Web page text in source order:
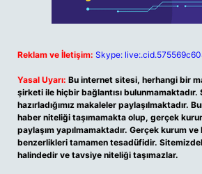
Reklam ve İletişim: Skype:
Yasal Uyarı: Bu internet sitesi, herhangi bir
şirketi ile hiçbir bağlantısı bulunmamaktadır.
hazırladığımız makaleler paylaşılmaktadır.
haber niteliği taşımamakta olup, gerçek
paylaşım yapılmamaktadır. Gerçek kurum
benzerlikleri tamamen tesadüfidir.
halindedir ve tavsiye niteliği taşımazlar.